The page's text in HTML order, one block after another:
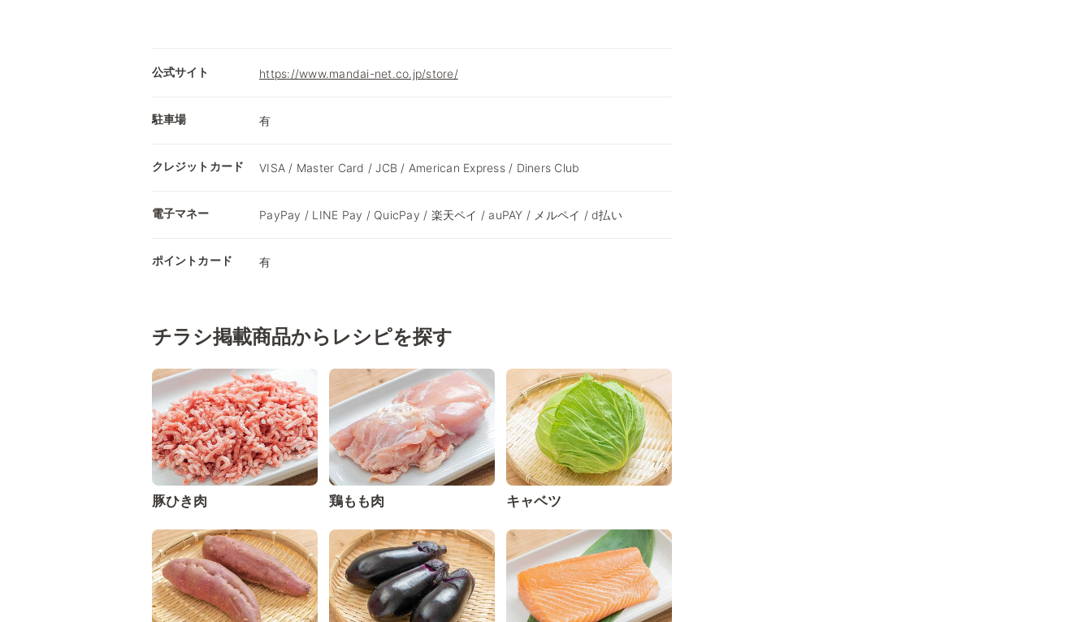
公式サイト https://www.mandai-net.co.jp/store/
駐車場 有
クレジットカード VISA / Master Card / JCB / American Express / Diners Club
電子マネー PayPay / LINE Pay / QuicPay / 楽天ペイ / auPAY / メルペイ / d払い
ポイントカード 有
チラシ掲載商品からレシピを探す
豚ひき肉 鶏もも肉 キャベツ